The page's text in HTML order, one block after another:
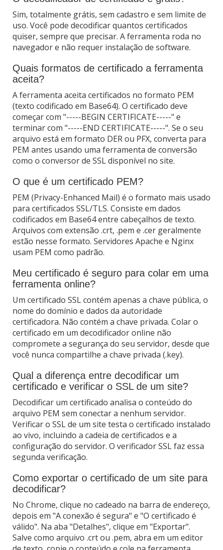
Sim, totalmente grátis, sem cadastro e sem limite de
uso. Você pode decodificar quantos certificados
quiser, sempre que precisar. A ferramenta roda no
navegador e não requer instalação de software.
Quais formatos de certificado a ferramenta
aceita?
A ferramenta aceita certificados no formato PEM
(texto codificado em Base64). O certificado deve
começar com "-----BEGIN CERTIFICATE-----" e
terminar com "-----END CERTIFICATE-----". Se o seu
arquivo está em formato DER ou PFX, converta para
PEM antes usando uma ferramenta de conversão
como o conversor de SSL disponível no site.
O que é um certificado PEM?
PEM (Privacy-Enhanced Mail) é o formato mais usado
para certificados SSL/TLS. Consiste em dados
codificados em Base64 entre cabeçalhos de texto.
Arquivos com extensão .crt, .pem e .cer geralmente
estão nesse formato. Servidores Apache e Nginx
usam PEM como padrão.
Meu certificado é seguro para colar em uma
ferramenta online?
Um certificado SSL contém apenas a chave pública, o
nome do domínio e dados da autoridade
certificadora. Não contém a chave privada. Colar o
certificado em um decodificador online não
compromete a segurança do seu servidor, desde que
você nunca compartilhe a chave privada (.key).
Qual a diferença entre decodificar um
certificado e verificar o SSL de um site?
Decodificar um certificado analisa o conteúdo do
arquivo PEM sem conectar a nenhum servidor.
Verificar o SSL de um site testa o certificado instalado
ao vivo, incluindo a cadeia de certificados e a
configuração do servidor. O verificador SSL faz essa
segunda verificação.
Como exportar o certificado de um site para
decodificar?
No Chrome, clique no cadeado na barra de endereço,
depois em "A conexão é segura" e "O certificado é
válido". Na aba "Detalhes", clique em "Exportar".
Salve como arquivo .crt ou .pem, abra em um editor